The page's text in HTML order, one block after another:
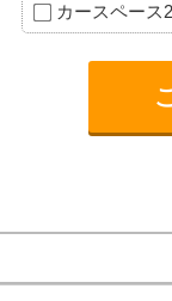
カースペース